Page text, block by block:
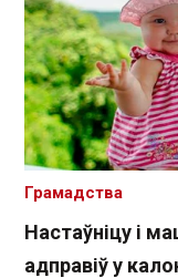
Настаўніцу і
адправіў у
Грамадства